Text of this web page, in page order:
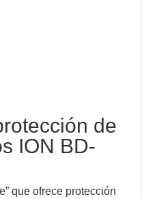
de
ION BD-
que ofrece protección